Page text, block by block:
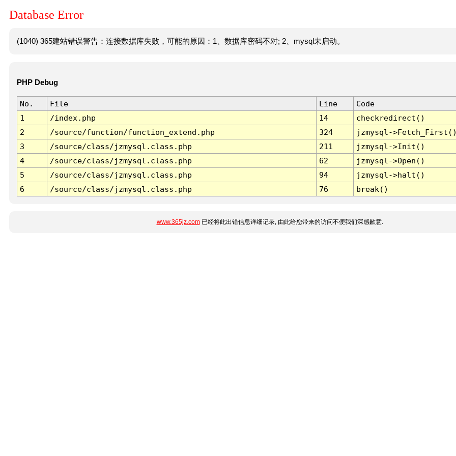
Database Error
(1040) 365建站错误警告：连接数据库失败，可能的原因：1、数据库密码不对; 2、mysql未启动。
PHP Debug
No. File Line
Code
1
/index.php 14
checkredirect()
2
/source/function/function_extend.php 324
jzmysql-
3
/source/class/jzmysql.class.php 211
jzmysql->Init()
4
/source/class/jzmysql.class.php 62
jzmysql->Open()
5
/source/class/jzmysql.class.php 94
jzmysql->halt()
6
/source/class/jzmysql.class.php 76 break()
www.365jz.com已经将此出错信息详细记录, 由此给您带来的访问不便我们深感歉意.